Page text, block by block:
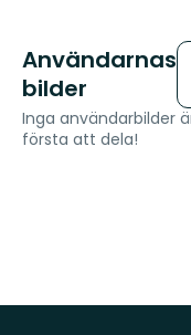
Användarnas
bilder
Inga användarbilder
första att dela!